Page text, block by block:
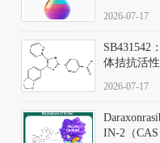
范
2026-07-17
SB431542
体拮抗活
D801067）
2026-07-17
IN-2（CAS